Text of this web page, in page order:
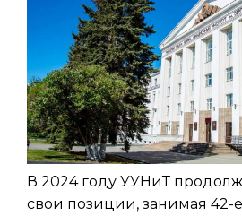
В 2024 году УУНиТ
свои позиции, занимая 42-